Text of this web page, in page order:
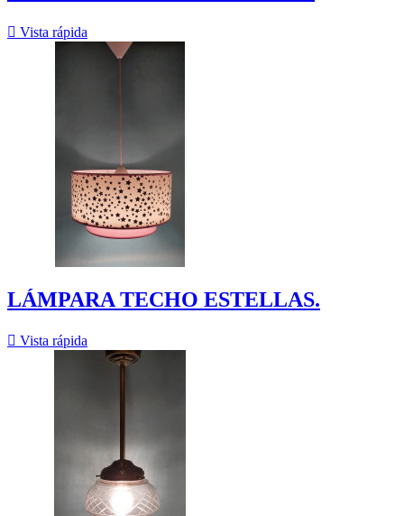
 Vista rápida
LÁMPARA TECHO ESTELLAS.
 Vista rápida